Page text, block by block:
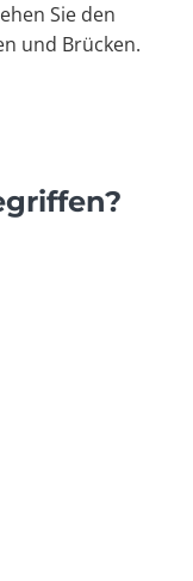
Sie den
und Brücken.